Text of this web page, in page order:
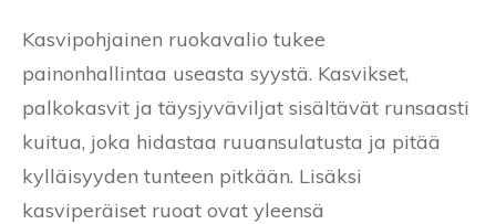
Kasvipohjainen ruokavalio tukee
painonhallintaa useasta syystä. Kasvikset,
palkokasvit ja täysjyväviljat sisältävät runsaasti
kuitua, joka hidastaa ruuansulatusta ja pitää
kylläisyyden tunteen pitkään. Lisäksi
kasviperäiset ruoat ovat yleensä